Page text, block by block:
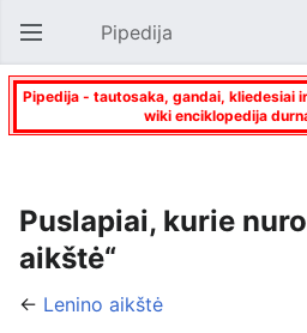
Atverti pagrindinį meniu Pipedija
Pipedija - tautosaka, gandai, kliedesiai
wiki enciklopedija
Puslapiai, kurie
aikštė“
← Lenino aikštė